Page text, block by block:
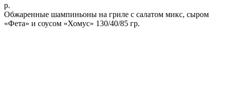
р.
Обжаренные шампиньоны на гриле с салатом микс, сыром
«Фета» и соусом «Хомус» 130/40/85 гр.